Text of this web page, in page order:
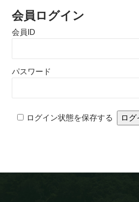
会員ログイン
会員ID
パスワード
ログイン状態を保存する